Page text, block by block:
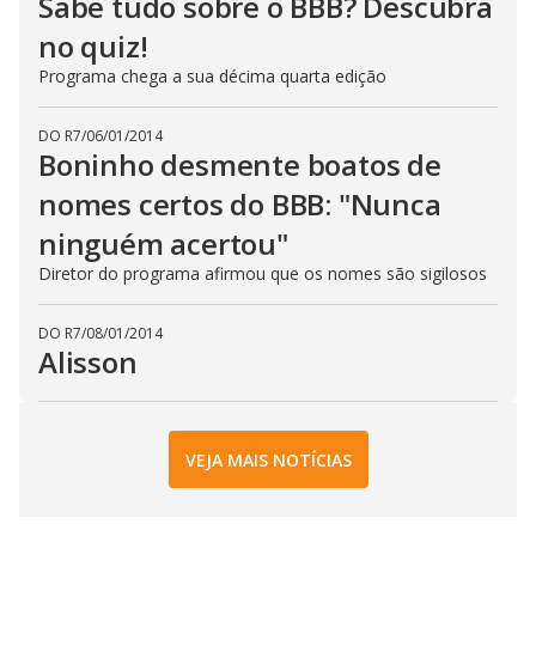
no quiz!
Programa chega a sua décima quarta edição
DO R7/06/01/2014
Boninho desmente boatos de
nomes certos do BBB: "Nunca
ninguém acertou"
Diretor do programa afirmou que os nomes são sigilosos
DO R7/08/01/2014
Alisson
VEJA MAIS NOTÍCIAS